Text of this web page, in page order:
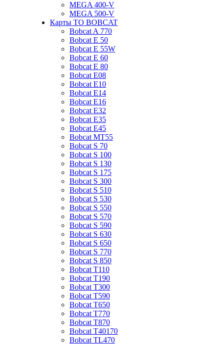
MEGA 400-V
MEGA 500-V
Карты ТО BOBCAT
Bobcat A 770
Bobcat E 50
Bobcat E 55W
Bobcat E 60
Bobcat E 80
Bobcat E08
Bobcat E10
Bobcat E14
Bobcat E16
Bobcat E32
Bobcat E35
Bobcat E45
Bobcat MT55
Bobcat S 70
Bobcat S 100
Bobcat S 130
Bobcat S 175
Bobcat S 300
Bobcat S 510
Bobcat S 530
Bobcat S 550
Bobcat S 570
Bobcat S 590
Bobcat S 630
Bobcat S 650
Bobcat S 770
Bobcat S 850
Bobcat T110
Bobcat T190
Bobcat T300
Bobcat T590
Bobcat T650
Bobcat T770
Bobcat T870
Bobcat T40170
Bobcat TL470